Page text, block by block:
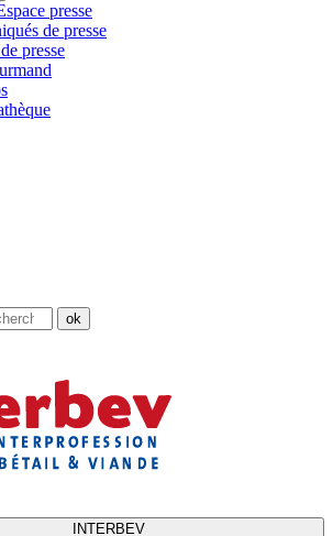
presse
de presse
presse
INTERBEV